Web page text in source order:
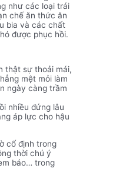
như các loại trái
chế ăn thức ăn
bia và các chất
được phục hồi.
thật sự thoải mái,
mệt mỏi làm
ngày càng trầm
nhiều đứng lâu
áp lực cho hậu
cố định trong
thời chú ý
báo… trong